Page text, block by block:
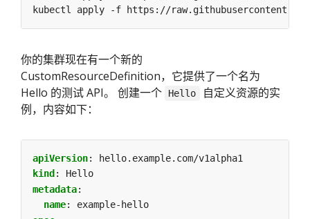
你的集群现在有一个新的
CustomResourceDefinition，它提供了一个名为
Hello 的测试 API。 创建一个
Hello
自定义资源的实
例，内容如下：
apiVersion:
hello.example.com/v1alpha1
kind :
Hello
metadata:
name:
example-hello